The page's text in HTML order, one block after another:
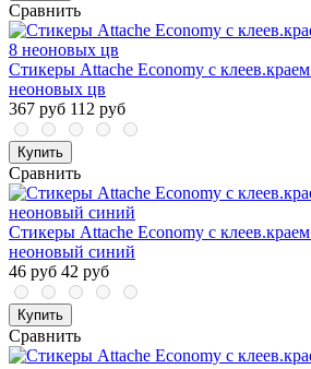
Сравнить
Стикеры Attache Economy с
неоновых цв
367 руб 112 руб
Купить
Сравнить
Стикеры Attache Economy с
неоновый синий
46 руб 42 руб
Купить
Сравнить